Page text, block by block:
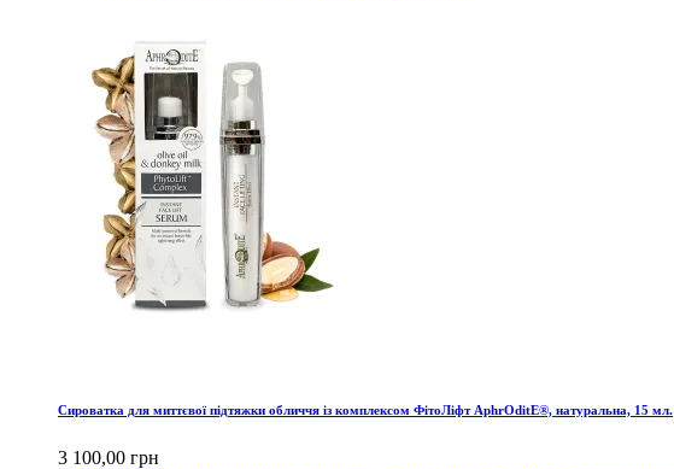
Сироватка для миттєвої підтяжки обличчя із комплексом ФітоЛіфт AphrOditE®, натуральна, 15 мл.
3 100,00 грн